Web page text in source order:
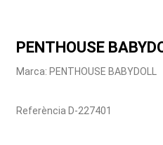
PENTHOUSE
Marca: PENTHOUSE BABYDOLL
Referència D-227401